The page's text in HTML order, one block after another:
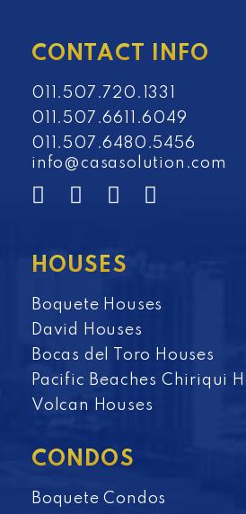
CONTACT INFO
011.507.720.1331
011.507.6611.6049
011.507.6480.5456
info@casasolution.com
HOUSES
Boquete Houses
David Houses
Bocas del Toro Houses
Pacific Beaches Chiriqui
Volcan Houses
CONDOS
Boquete Condos